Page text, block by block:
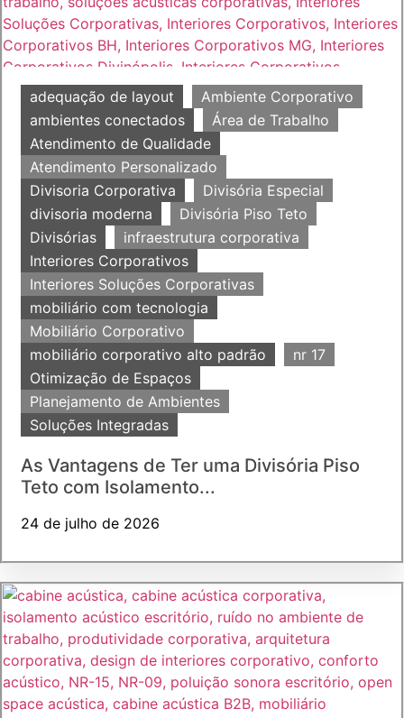
adequação de layout
Ambiente Corporativo
ambientes conectados
Área de Trabalho
Atendimento de Qualidade
Atendimento Personalizado
Divisoria Corporativa
Divisória Especial
divisoria moderna
Divisória Piso Teto
Divisórias
infraestrutura corporativa
Interiores Corporativos
Interiores Soluções Corporativas
mobiliário com tecnologia
Mobiliário Corporativo
mobiliário corporativo alto padrão
nr 17
Otimização de Espaços
Planejamento de Ambientes
Soluções Integradas
As Vantagens de Ter uma Divisória Piso
Teto com Isolamento...
24 de julho de 2026